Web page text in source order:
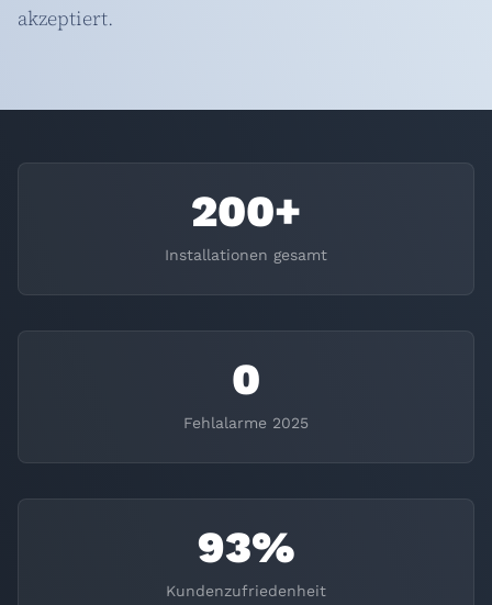
akzeptiert.
200+
Installationen gesamt
0
Fehlalarme 2025
93%
Kundenzufriedenheit